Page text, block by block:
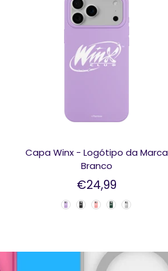
Capa Winx - Logótipo da Marca
Branco
€24,99
Color Case